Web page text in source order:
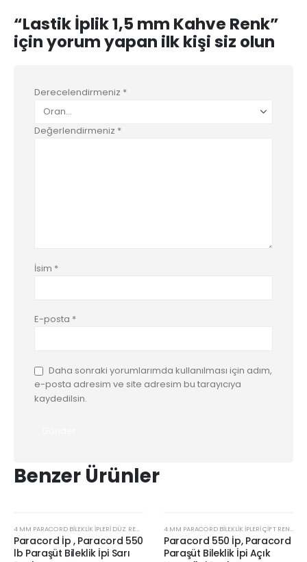
“Lastik İplik 1,5 mm Kahve Renk”
için yorum yapan ilk kişi siz olun
Derecelendirmeniz *
Değerlendirmeniz *
İsim *
E-posta *
Daha sonraki yorumlarımda kullanılması için adım,
e-posta adresim ve site adresim bu tarayıcıya
kaydedilsin.
Benzer Ürünler
,PLASTIK KLIPS VE AKSESUARLAR
4 MM PARACORD BILEKLIK İPLERI DÜZ RENKLER
Paracord İp , Paracord 550
lb Paraşüt Bileklik İpi Sarı
4 MM PARACORD BILEKLIK İPLERI ÇIFT RENKLER
Paracord 550 İp, Paracord
Paraşüt Bileklik İpi Açık